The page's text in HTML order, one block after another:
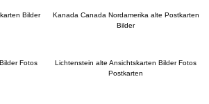
Bilder
Kanada Canada Nordamerika alte Postkarten
Bilder
Fotos
Lichtenstein alte Ansichtskarten Bilder Fotos
Postkarten